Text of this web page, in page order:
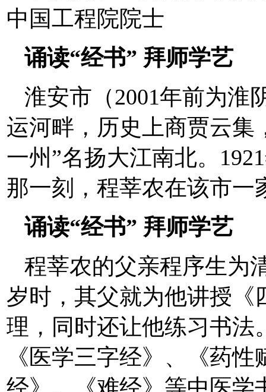
中国工程院院士
诵读“经书” 拜师学艺
淮安市（2001年前为淮
运河畔，历史上商贾云集
一州”名扬大江南北。
那一刻，程莘农在该市一
诵读“经书” 拜师学艺
程莘农的父亲程序生为
岁时，其父就为他讲授《
理，同时还让他练习书法
《医学三字经》、《药